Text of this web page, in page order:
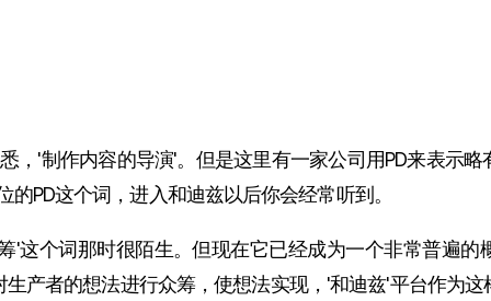
，'制作内容的导演'。但是这里有一家公司用PD来表示
的PD这个词，进入和迪兹以后你会经常听到。
'这个词那时很陌生。但现在它已经成为一个非常普遍的
产者的想法进行众筹，使想法实现，'和迪兹'平台作为